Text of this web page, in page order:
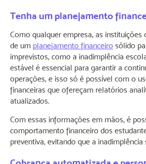
Tenha um planejamento
Como qualquer empresa, as instituições
de um planejamento financeiro sólido
imprevistos, como a inadimplência
estável é essencial para garantir a
operações, e isso só é possível com o
financeiras que ofereçam relatórios
atualizados.
Com essas informações em mãos, é
comportamento financeiro dos
preventiva, evitando que a